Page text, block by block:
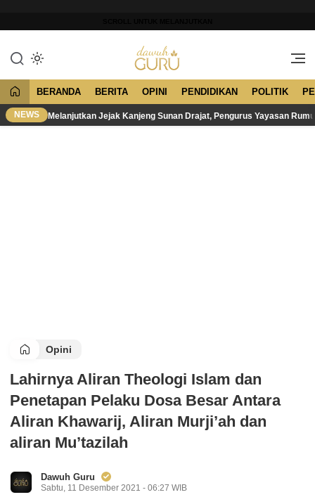
konten
Dawuh Guru
Merawat Tradisi, Membangun
BERANDA BERITA OPINI PENDIDIKAN POLITIK
NEWS Melanjutkan Jejak Kanjeng Sunan Drajat, Pengurus Yayasan
Opini
Lahirnya Aliran Theologi Islam dan
Penetapan Pelaku Dosa Besar Antara
Aliran Khawarij, Aliran Murji’ah dan
aliran Mu’tazilah
Dawuh Guru
Sabtu, 11 Desember 2021 - 06:27 WIB